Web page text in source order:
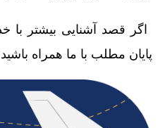
اگر قصد آشنایی بیشتر با
پایان مطلب با ما همراه